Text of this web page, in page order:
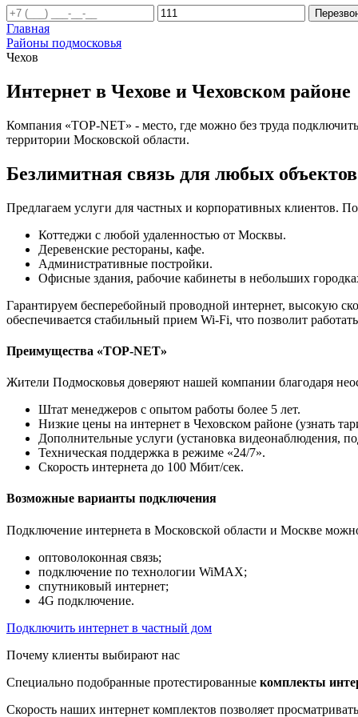
Главная
Районы подмосковья
Чехов
Интернет в Чехове и Чеховском районе
Компания «TOP-NET» - место, где можно без труда
территории Московской области.
Безлимитная связь для любых объектов
Предлагаем услуги для частных и корпоративных клиентов.
Коттеджи с любой удаленностью от Москвы.
Деревенские рестораны, кафе.
Административные постройки.
Офисные здания, рабочие кабинеты в небольших
Гарантируем бесперебойный проводной интернет, высокую
обеспечивается стабильный прием Wi-Fi, что позволит
Преимущества «TOP-NET»
Жители Подмосковья доверяют нашей компании благодаря
Штат менеджеров с опытом работы более 5 лет.
Низкие цены на интернет в Чеховском районе (узнать
Дополнительные услуги (установка видеонаблюдения,
Техническая поддержка в режиме «24/7».
Скорость интернета до 100 Мбит/сек.
Возможные варианты подключения
Подключение интернета в Московской области и Москве
оптоволоконная связь;
подключение по технологии WiMAX;
спутниковый интернет;
4G подключение.
Подключить интернет в частный дом
Почему клиенты выбирают нас
Специально подобранные протестированные комплекты
Скорость наших интернет комплектов позволяет